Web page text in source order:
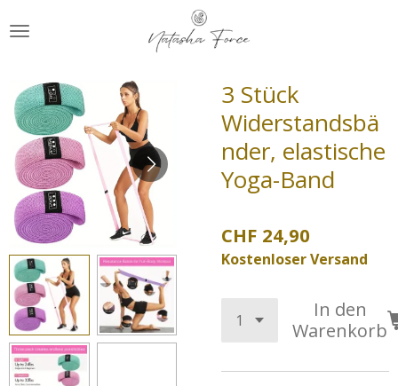
Hauptinhalt
3 Stück
Widerstandsbä
nder, elastische
Yoga-Band
CHF 24,90
Kostenloser Versand
In den
Warenkorb